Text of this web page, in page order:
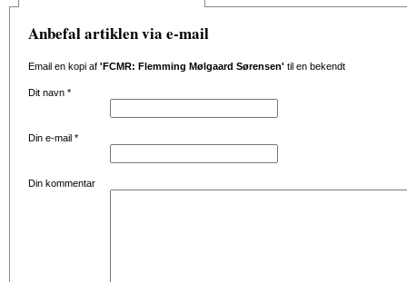
Anbefal artiklen via e-mail
Email en kopi af 'FCMR: Flemming Mølgaard Sørensen' til en bekendt
Dit navn *
Din e-mail *
Din kommentar